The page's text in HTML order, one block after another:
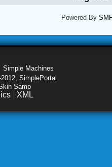
Powered By
Simple Machines
SimplePortal
Samp
XML